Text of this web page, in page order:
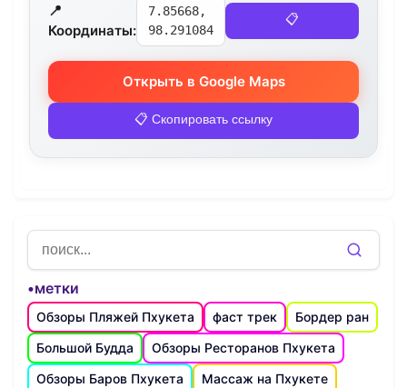
📍
Координаты:
7.85668,
98.291084
📋
Открыть в Google Maps
📋 Скопировать ссылку
•метки
Обзоры Пляжей Пхукета фаст трек
Бордер ран
Большой Будда
Обзоры Ресторанов Пхукета
Обзоры Баров Пхукета
Массаж на Пхукете